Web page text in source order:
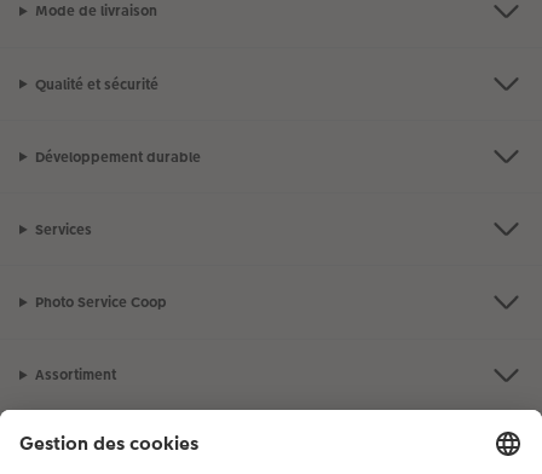
Mode de livraison
Qualité et sécurité
Développement durable
Services
Photo Service Coop
Assortiment
Notre sélection